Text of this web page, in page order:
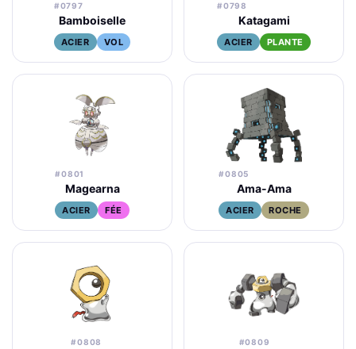
#0797
Bamboiselle
ACIER VOL
#0798
Katagami
ACIER PLANTE
#0801
Magearna
ACIER FÉE
#0805
Ama-Ama
ACIER ROCHE
#0808 #0809